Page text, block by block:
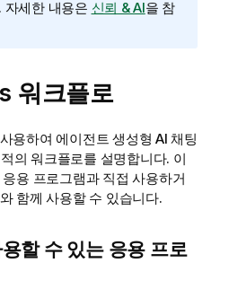
자세한 내용은 신뢰 & AI을 참
워크플로
용하여 에이전트 생성형 AI 채팅
의 워크플로를 설명합니다. 이
용 프로그램과 직접 사용하거
함께 사용할 수 있습니다.
할 수 있는 응용 프로